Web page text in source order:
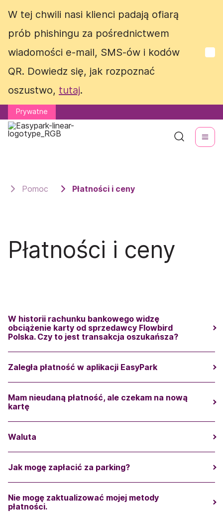
W tej chwili nasi klienci padają ofiarą
prób phishingu za pośrednictwem
wiadomości e-mail, SMS-ów i kodów
QR. Dowiedz się, jak rozpoznać
oszustwo, tutaj.
Prywatne
W tej chwili nasi klienci padają ofiarą
prób phishingu za pośrednictwem
wiadomości e-mail, SMS-ów i kodów
QR. Dowiedz się, jak rozpoznać
oszustwo, tutaj.
Prywatne
Pomoc Płatności i ceny
Płatności i ceny
W historii rachunku bankowego widzę
obciążenie karty od sprzedawcy Flowbird
Polska. Czy to jest transakcja oszukańsza?
Zaległa płatność w aplikacji EasyPark
Mam nieudaną płatność, ale czekam na nową
kartę
Waluta
Jak mogę zapłacić za parking?
Nie mogę zaktualizować mojej metody
płatności.